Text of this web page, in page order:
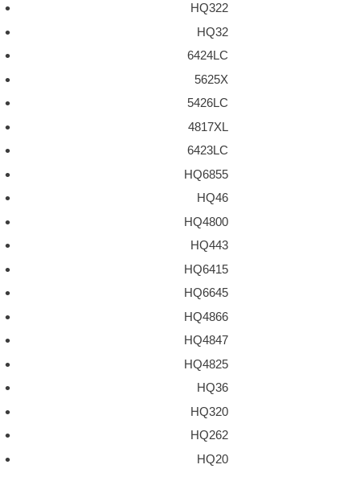
HQ322
HQ32
6424LC
5625X
5426LC
4817XL
6423LC
HQ6855
HQ46
HQ4800
HQ443
HQ6415
HQ6645
HQ4866
HQ4847
HQ4825
HQ36
HQ320
HQ262
HQ20